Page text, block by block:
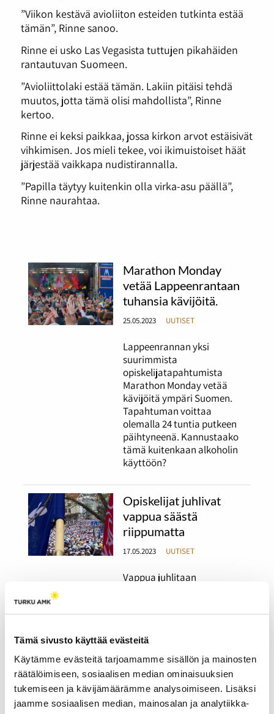
Tämä sivusto käyttää evästeitä
Käytämme evästeitä tarjoamamme sisällön ja mainosten
räätälöimiseen, sosiaalisen median ominaisuuksien
tukemiseen ja kävijämäärämme analysoimiseen. Lisäksi
jaamme sosiaalisen median, mainosalan ja analytiikka-
”Viikon kestävä avioliiton esteiden tutkinta estää
tämän”, Rinne sanoo.
Rinne ei usko Las Vegasista tuttujen pikahäiden
rantautuvan Suomeen.
”Avioliittolaki estää tämän. Lakiin pitäisi tehdä
muutos, jotta tämä olisi mahdollista”, Rinne
kertoo.
Rinne ei keksi paikkaa, jossa kirkon arvot estäisivät
vihkimisen. Jos mieli tekee, voi ikimuistoiset häät
järjestää vaikkapa nudistirannalla.
”Papilla täytyy kuitenkin olla virka-asu päällä”,
Rinne naurahtaa.
Marathon Monday
vetää Lappeenrantaan
tuhansia kävijöitä.
25.05.2023 UUTISET
Lappeenrannan yksi
suurimmista
opiskelijatapahtumista
Marathon Monday vetää
kävijöitä ympäri Suomen.
Tapahtuman voittaa
olemalla 24 tuntia putkeen
päihtyneenä. Kannustaako
tämä kuitenkaan alkoholin
käyttöön?
Opiskelijat juhlivat
vappua säästä
riippumatta
17.05.2023 UUTISET
Vappua juhlitaan
katukuvan. Ensimmäistä
ei aio menettää kokemusta,
vaikka sää ei suosisi ulkona
oleskelua.
Radio Tutkan viimeisen